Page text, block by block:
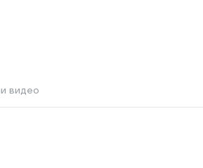
видео